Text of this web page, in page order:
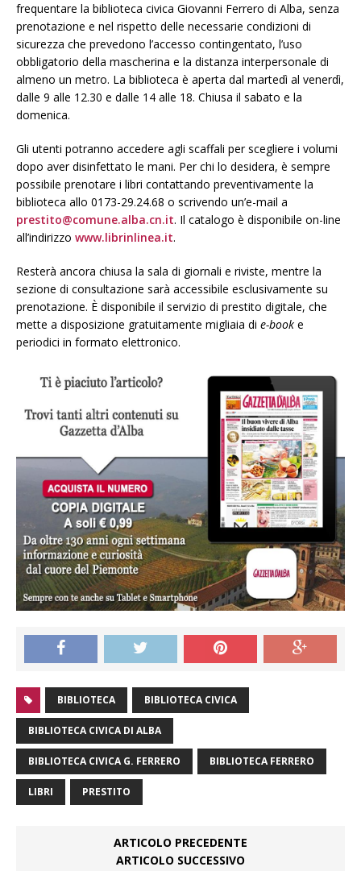
frequentare la biblioteca civica Giovanni Ferrero di Alba, senza
prenotazione e nel rispetto delle necessarie condizioni di
sicurezza che prevedono l’accesso contingentato, l’uso
obbligatorio della mascherina e la distanza interpersonale di
almeno un metro. La biblioteca è aperta dal martedì al venerdì,
dalle 9 alle 12.30 e dalle 14 alle 18. Chiusa il sabato e la
domenica.
Gli utenti potranno accedere agli scaffali per scegliere i volumi
dopo aver disinfettato le mani. Per chi lo desidera, è sempre
possibile prenotare i libri contattando preventivamente la
biblioteca allo 0173-29.24.68 o scrivendo un’e-mail a
prestito@comune.alba.cn.it. Il catalogo è disponibile on-line
all’indirizzo www.librinlinea.it.
Resterà ancora chiusa la sala di giornali e riviste, mentre la
sezione di consultazione sarà accessibile esclusivamente su
prenotazione. È disponibile il servizio di prestito digitale, che
mette a disposizione gratuitamente migliaia di e-book e
periodici in formato elettronico.
BIBLIOTECA BIBLIOTECA CIVICA
BIBLIOTECA CIVICA DI ALBA
BIBLIOTECA CIVICA G. FERRERO BIBLIOTECA FERRERO
LIBRI PRESTITO
ARTICOLO PRECEDENTE
ARTICOLO SUCCESSIVO